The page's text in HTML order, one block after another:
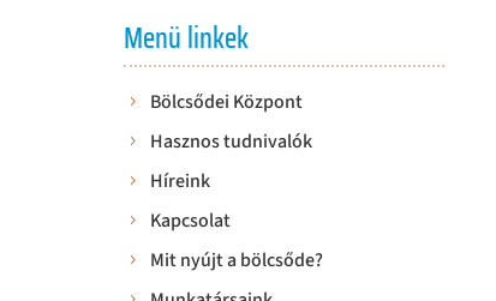
Menü linkek
Bölcsődei Központ
Hasznos tudnivalók
Híreink
Kapcsolat
Mit nyújt a bölcsőde?